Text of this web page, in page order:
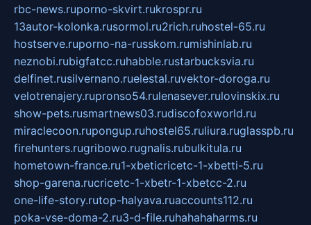
rbc-news.ruporno-skvirt.rukrospr.ru
13autor-kolonka.rusormol.ru2rich.ruhostel-65.ru
hostserve.ruporno-na-russkom.rumishinlab.ru
neznobi.rubigfatcc.ruhabble.rustarbucksvia.ru
delfinet.rusilvernano.ruelestal.ruvektor-doroga.ru
velotrenajery.rupronso54.rulenasever.rulovinskix.ru
show-pets.rusmartnews03.rudiscofoxworld.ru
miraclecoon.rupongup.ruhostel65.ruliura.ruglasspb.ru
firehunters.rugribowo.rugnalis.rubulkitula.ru
hometown-france.ru1-xbeticricetc-1-xbetti-5.ru
shop-garena.rucricetc-1-xbetr-1-xbetcc-2.ru
one-life-story.rutop-halyava.ruaccounts112.ru
poka-vse-doma-2.ru3-d-file.ruhahahaharms.ru